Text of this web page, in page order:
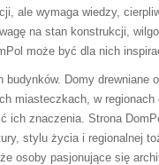
ale wymaga wiedzy,
na stan konstrukcji,
może być dla nich
Domy drewniane
miasteczkach, w
ich znaczenia. Strona
stylu życia i regionalnej
osoby pasjonujące się